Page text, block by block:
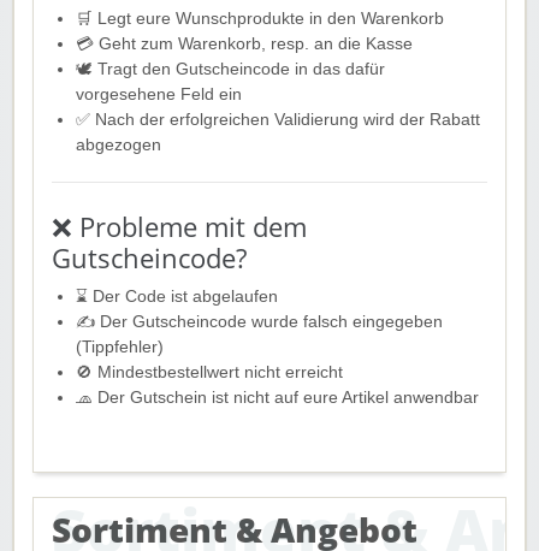
🛒 Legt eure Wunschprodukte in den Warenkorb
💳 Geht zum Warenkorb, resp. an die Kasse
🕊️ Tragt den Gutscheincode in das dafür
vorgesehene Feld ein
✅ Nach der erfolgreichen Validierung wird der Rabatt
abgezogen
❌ Probleme mit dem
Gutscheincode?
⌛ Der Code ist abgelaufen
✍️ Der Gutscheincode wurde falsch eingegeben
(Tippfehler)
🚫 Mindestbestellwert nicht erreicht
🧢 Der Gutschein ist nicht auf eure Artikel anwendbar
Sortiment & Angebot